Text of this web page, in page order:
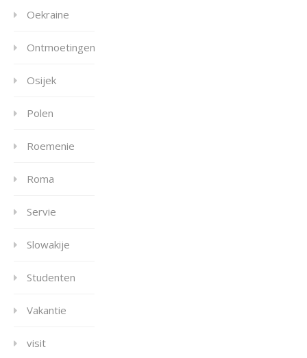
Oekraine
Ontmoetingen
Osijek
Polen
Roemenie
Roma
Servie
Slowakije
Studenten
Vakantie
visit